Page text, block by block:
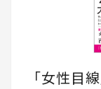
「女性目